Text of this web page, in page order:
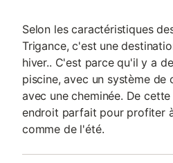
Selon les caractéristiques
Trigance, c'est une
hiver.. C'est parce qu'il y a
piscine, avec un système de
avec une cheminée. De
endroit parfait pour profiter
comme de l'été.